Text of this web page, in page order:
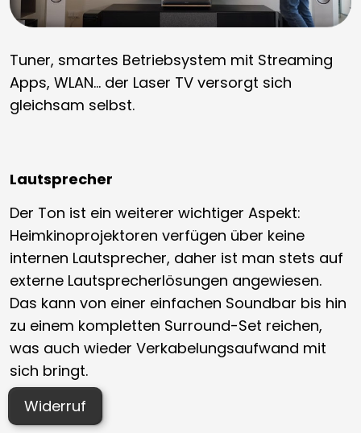
Tuner, smartes Betriebsystem mit Streaming
Apps, WLAN… der Laser TV versorgt sich
gleichsam selbst.
Lautsprecher
Der Ton ist ein weiterer wichtiger Aspekt:
Heimkinoprojektoren verfügen über keine
internen Lautsprecher, daher ist man stets auf
externe Lautsprecherlösungen angewiesen.
Das kann von einer einfachen Soundbar bis hin
zu einem kompletten Surround-Set reichen,
was auch wieder Verkabelungsaufwand mit
sich bringt.
Widerruf